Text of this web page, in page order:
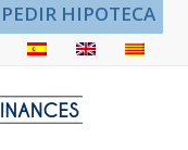
PEDIR HIPOTECA